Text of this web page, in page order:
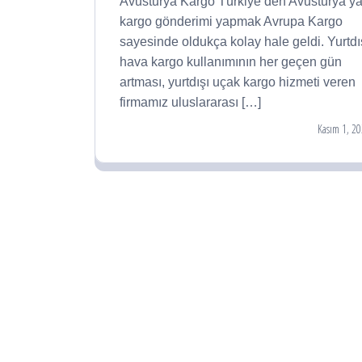
kargo gönderimi yapmak Avrupa Kargo
sayesinde oldukça kolay hale geldi.
hava kargo kullanımının her geçen gün
artması, yurtdışı uçak kargo hizmeti veren
firmamız uluslararası […]
Kasım 1,